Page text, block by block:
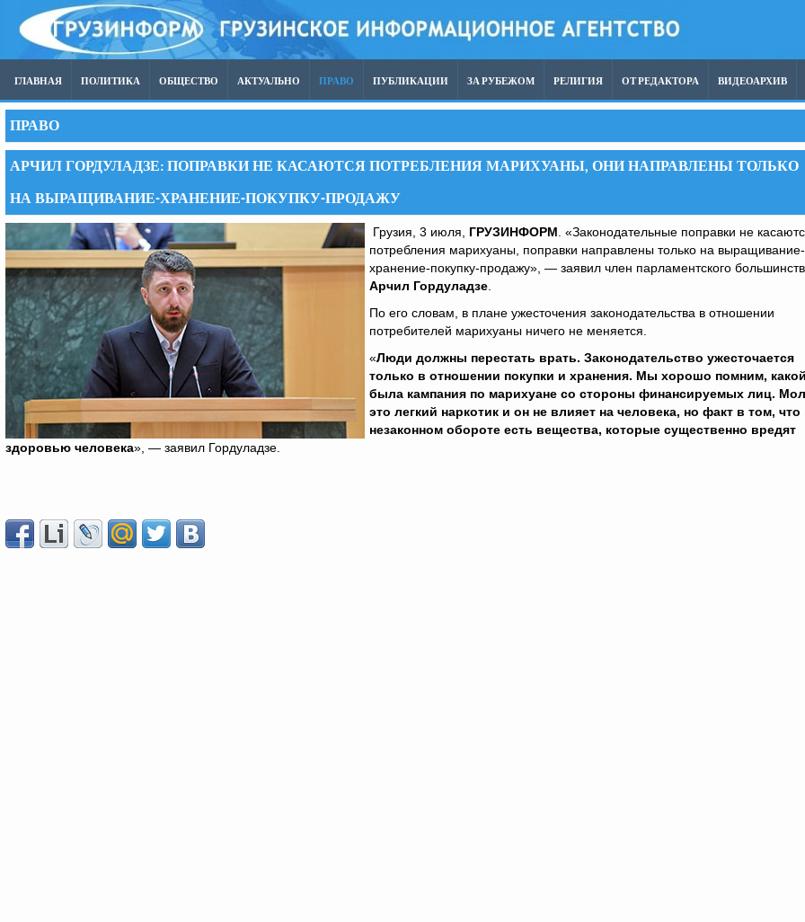
ГЛАВНАЯ ПОЛИТИКА ОБЩЕСТВО АКТУАЛЬНО ПРАВО ПУБЛИКАЦИИ ЗА РУБЕЖОМ РЕЛИГИЯ ОТ РЕДАКТОРА ВИДЕОАРХИВ
ПРАВО
АРЧИЛ ГОРДУЛАДЗЕ: ПОПРАВКИ НЕ КАСАЮТСЯ ПОТРЕБЛЕНИЯ МАРИХУАНЫ, ОНИ НАПРАВЛЕНЫ ТОЛЬКО
НА ВЫРАЩИВАНИЕ-ХРАНЕНИЕ-ПОКУПКУ-ПРОДАЖУ
Грузия, 3 июля, ГРУЗИНФОРМ . «Законодательные поправки не
потребления марихуаны, поправки направлены только на выращивание-
хранение-покупку-продажу», — заявил член парламентского
Арчил Гордуладзе
По его словам, в плане ужесточения законодательства в отношении
потребителей марихуаны ничего не меняется.
«Люди должны перестать врать. Законодательство ужесточается
только в отношении покупки и хранения. Мы хорошо помним,
была кампания по марихуане со стороны финансируемых лиц.
это легкий наркотик и он не влияет на человека, но факт в том, что
незаконном обороте есть вещества, которые существенно вредят
здоровью человека», — заявил Гордуладзе.